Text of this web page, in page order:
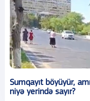
Sumqayıt böyüyür,
niyə yerində sayır?